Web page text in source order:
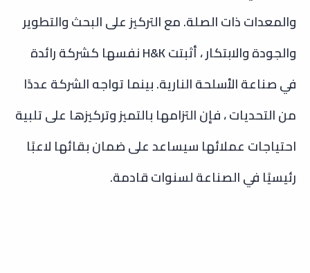
والمعدات ذات الصلة. مع التركيز على البحث والتطوير
والجودة والابتكار ، أثبتت H&K نفسها كشركة رائدة
في صناعة الأسلحة النارية. بينما تواجه الشركة عددًا
من التحديات ، فإن التزامها بالتميز وتركيزها على تلبية
احتياجات عملائها سيساعد على ضمان بقائها لاعبًا
رئيسيًا في الصناعة لسنوات قادمة.